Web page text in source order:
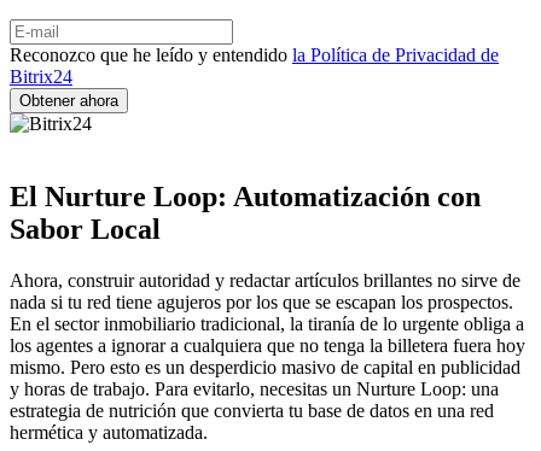
Reconozco que he leído y entendido la Política de Privacidad de
Bitrix24
El Nurture Loop: Automatización con
Sabor Local
Ahora, construir autoridad y redactar artículos brillantes no sirve de
nada si tu red tiene agujeros por los que se escapan los prospectos.
En el sector inmobiliario tradicional, la tiranía de lo urgente obliga a
los agentes a ignorar a cualquiera que no tenga la billetera fuera hoy
mismo. Pero esto es un desperdicio masivo de capital en publicidad
y horas de trabajo. Para evitarlo, necesitas un Nurture Loop: una
estrategia de nutrición que convierta tu base de datos en una red
hermética y automatizada.